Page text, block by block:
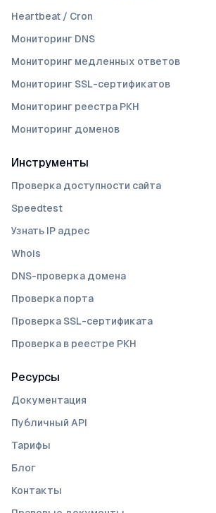
Heartbeat / Cron
Мониторинг DNS
Мониторинг медленных ответов
Мониторинг SSL-сертификатов
Мониторинг реестра РКН
Мониторинг доменов
Инструменты
Проверка доступности сайта
Speedtest
Узнать IP адрес
Whois
DNS-проверка домена
Проверка порта
Проверка SSL-сертификата
Проверка в реестре РКН
Ресурсы
Документация
Публичный API
Тарифы
Блог
Контакты